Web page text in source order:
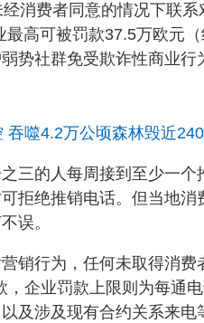
消费者同意的情况下联
高可被罚款37.5万欧元（
势社群免受欺诈性商业行
噬4.2万公顷森林毁近
三的人每周接到至少一
拒绝推销电话。但当地消
误。
销行为，任何未取得消费
企业罚款上限则为每通
及涉及现有合约关系来电